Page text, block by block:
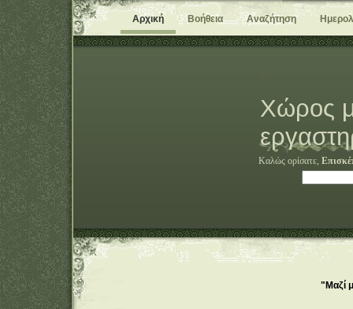
Αρχική Βοήθεια Αναζήτηση
Χώρος
Καλώς ορίσατε,
"Μαζί